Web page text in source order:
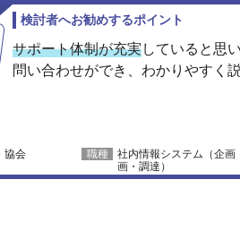
検討者へお勧めするポイント
サポート体制が充実していると思
問い合わせができ、わかりやすく
協会
社内情報システム（企画
画・調達）